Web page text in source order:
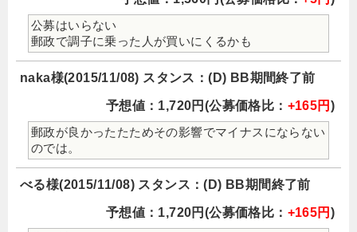
公募はいらない
郵政で調子に乗った人が買いにくるかも
naka様(2015/11/08) スタンス：(D) BB期間終了前
予想値：1,720円(公募価格比： +165円 )
郵政が良かったたためその影響でマイナスにならない
のでは。
べる様(2015/11/08) スタンス：(D) BB期間終了前
予想値：1,720円(公募価格比： +165円 )